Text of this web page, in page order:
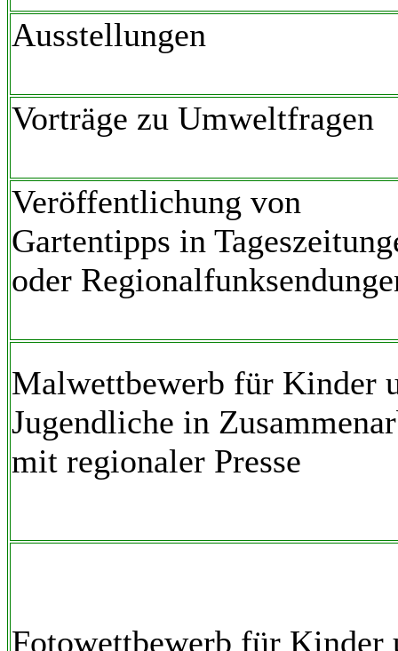
Ausstellungen
Vorträge zu Umweltfragen
Veröffentlichung von
Gartentipps in
oder
Malwettbewerb für Kinder
Jugendliche in
mit regionaler Presse
Fotowettbewerb für Kinder